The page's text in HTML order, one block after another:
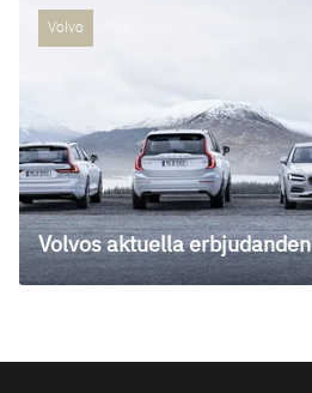
Volvo
Volvos aktuella erbjudanden